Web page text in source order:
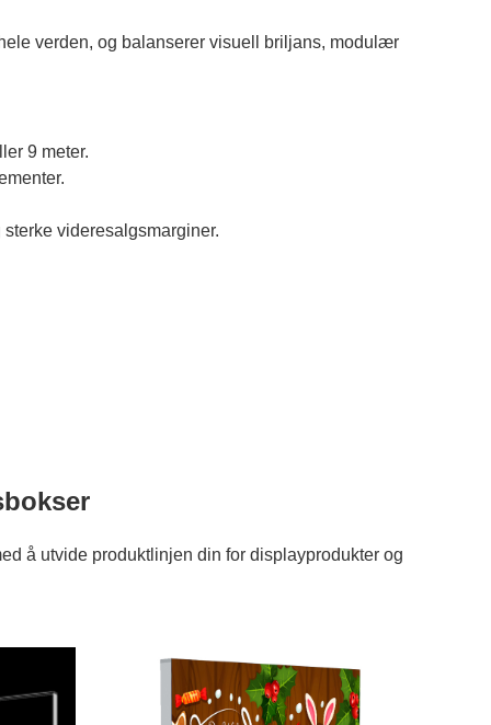
verden, og balanserer visuell briljans, modulær
9 meter.
videresalgsmarginer.
å utvide produktlinjen din for displayprodukter og